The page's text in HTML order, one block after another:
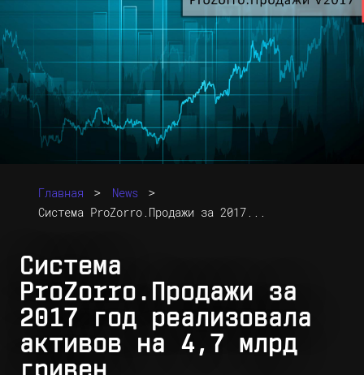
Главная > News >
Система ProZorro.Продажи за 2017...
Система
ProZorro.Продажи за
2017 год реализовала
активов на 4,7 млрд